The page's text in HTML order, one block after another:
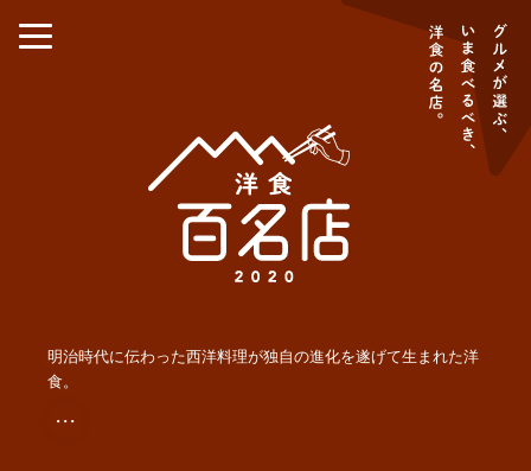
明治時代に伝わった西洋料理が独自の進化を遂げて生まれた洋
食。
・・・